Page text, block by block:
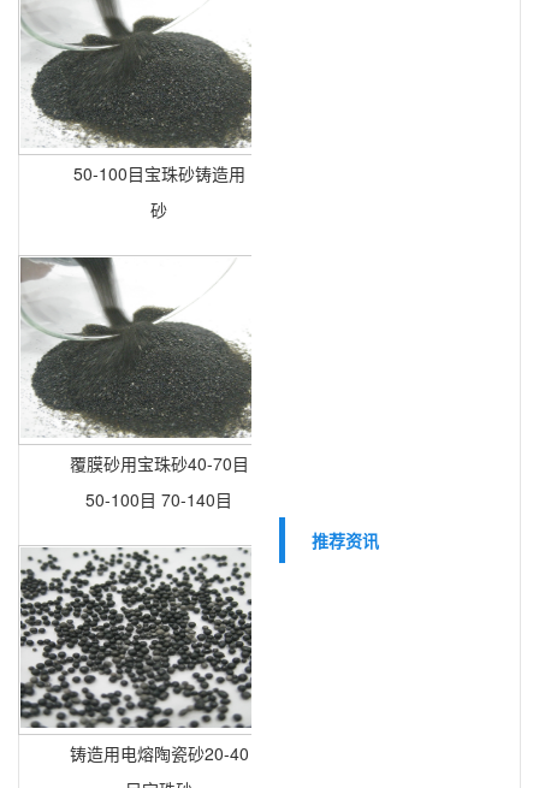
50-100目宝珠砂铸造用
砂
覆膜砂用宝珠砂40-70目
50-100目 70-140目
铸造用电熔陶瓷砂20-40
推荐资讯